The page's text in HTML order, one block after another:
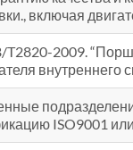
включая
T2820-2009.
внутреннего
ISO9001